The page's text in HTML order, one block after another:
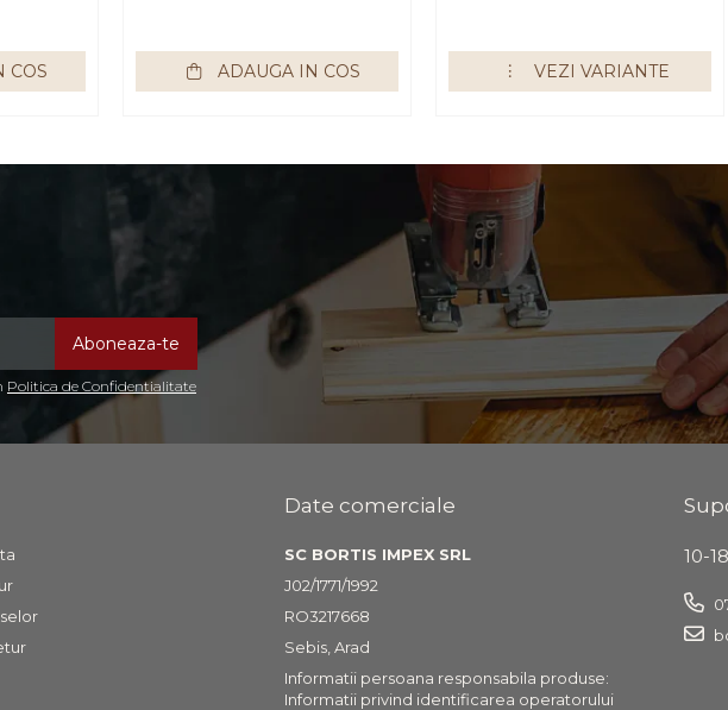
COS ADAUGA IN COS VEZI VARIANTE
Politica de Confidentialitate
Date comerciale
SC BORTIS IMPEX SRL
J02/1771/1992
RO3217668
Sebis, Arad
Informatii persoana responsabila produse:
Informatii privind identificarea operatorului
10-18